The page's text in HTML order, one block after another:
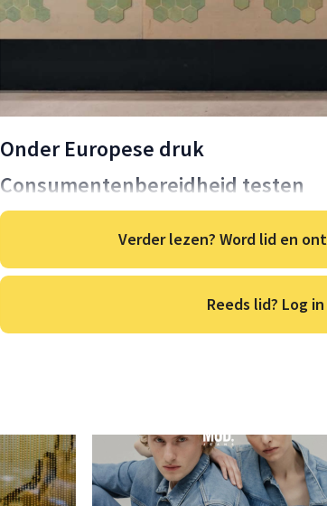
Onder Europese druk
Consumentenbereidheid testen
Verder lezen? Word lid en
Reeds lid? Log